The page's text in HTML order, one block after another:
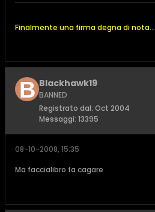
Finalmente una firma degna di nota...
Blackhawk19
BANNED
Registrato dal: Oct 2004
Messaggi: 13395
08-10-2008, 15:35
Ma faccialibro fa cagare